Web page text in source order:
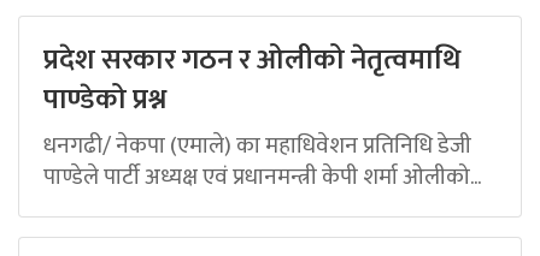
प्रदेश सरकार गठन र ओलीको नेतृत्वमाथि
पाण्डेको प्रश्न
धनगढी/ नेकपा (एमाले) का महाधिवेशन प्रतिनिधि डेजी
पाण्डेले पार्टी अध्यक्ष एवं प्रधानमन्त्री केपी शर्मा ओलीको...